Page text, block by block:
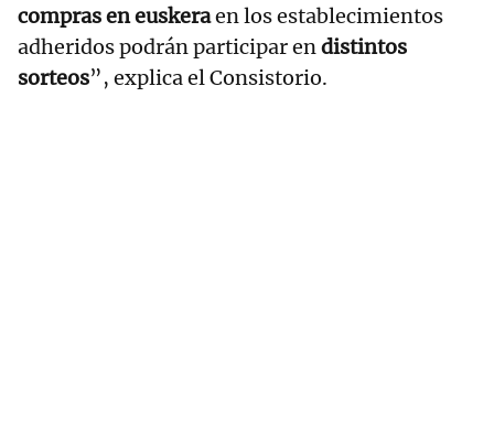
compras en euskeraen los establecimientos
adheridos podrán participar endistintos
sorteos”, explica el Consistorio.